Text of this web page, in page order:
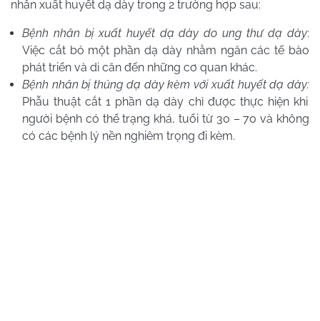
nhân xuất huyết dạ dày trong 2 trường hợp sau:
Bệnh nhân bị xuất huyết dạ dày do ung thư dạ dày:
Việc cắt bỏ một phần dạ dày nhằm ngăn các tế bào
phát triển và di căn đến những cơ quan khác.
Bệnh nhân bị thủng dạ dày kèm với xuất huyết dạ dày:
Phẫu thuật cắt 1 phần dạ dày chỉ được thực hiện khi
người bệnh có thể trạng khá, tuổi từ 30 – 70 và không
có các bệnh lý nền nghiêm trọng đi kèm.